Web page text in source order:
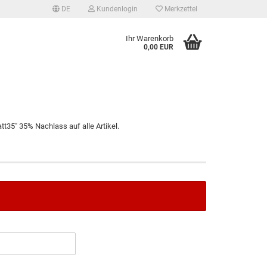
DE Kundenlogin Merkzettel
Ihr Warenkorb
0,00 EUR
35% Nachlass auf alle Artikel.